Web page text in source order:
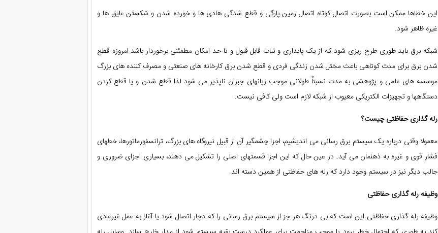
این خطاها ممکن است بصورت اتصال کوتاه اتصال زمین پارگی و قطع شدگی هادی ها و خورده شدن و شکستن عایق ها و
غیره ظاهر شود.
شبکه برق باید طوری طرح ریزی شود که از یک پایداری و ثبات قابل قبول و تا حد امکان مطمئنی برخوردار باشد.امروزه قطع
شدن برق برای مدت کوتاهی باعث مختل شدن زندگی فردی و قطع شدن برق کارخانه های صنعتی و مصرف کننده های بزرگ
موسسه های علمی و پژوهشی به مدت نسبتاٌ طولانی موجب زیانهای جبران ناپذیر می شود لذا قطع شدن و یا قطع کردن
دستگاهها و تجهیزات الکتریکی معیوب از شبکه لازم است ولی کافی نیست.
رله گذاری حفاظتی چیست؟
معمولا وقتی درباره یک سیستم برق رسانی می اندیشیم، اجزا چشمگیر آن از قبیل نیروگاه های بزرگ، ترانسفورماتورها، خطهای
فشار قوی و غیره به ذهنمان می آید. در عین حال که این اجزا قسمتهای اصلی را تشکیل می دهند، بسیاری اجزای ضروری و
جالب دیگر نیز در سیستم وجود دارد که رله های حفاظتی از همین دسته اند.
وظیفه رله گذاری حفاظتی
وظیفه رله گذاری حفاظتی این است که بی درنگ هر جز از سیستم برق رسانی را که دچار اتصال شود یا آغاز به عمل غیرعادی